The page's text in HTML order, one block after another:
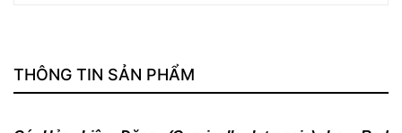
THÔNG TIN SẢN PHẨM